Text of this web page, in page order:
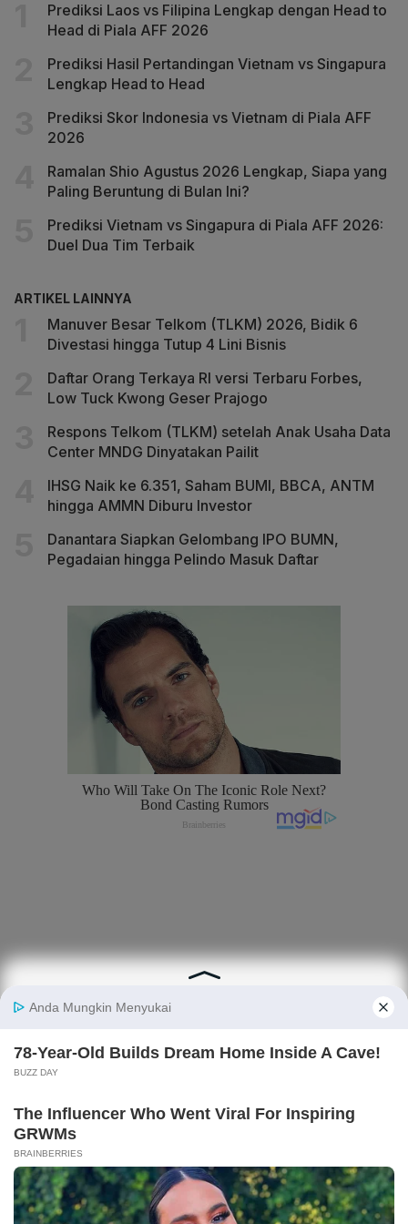
Prediksi Laos vs Filipina Lengkap dengan Head to
Head di Piala AFF 2026
Prediksi Hasil Pertandingan Vietnam vs Singapura
Lengkap Head to Head
Prediksi Skor Indonesia vs Vietnam di Piala AFF
2026
Ramalan Shio Agustus 2026 Lengkap, Siapa yang
Paling Beruntung di Bulan Ini?
Prediksi Vietnam vs Singapura di Piala AFF 2026:
Duel Dua Tim Terbaik
ARTIKEL LAINNYA
Manuver Besar Telkom (TLKM) 2026, Bidik 6
Divestasi hingga Tutup 4 Lini Bisnis
Daftar Orang Terkaya RI versi Terbaru Forbes,
Low Tuck Kwong Geser Prajogo
Respons Telkom (TLKM) setelah Anak Usaha Data
Center MNDG Dinyatakan Pailit
IHSG Naik ke 6.351, Saham BUMI, BBCA, ANTM
hingga AMMN Diburu Investor
Danantara Siapkan Gelombang IPO BUMN,
Pegadaian hingga Pelindo Masuk Daftar